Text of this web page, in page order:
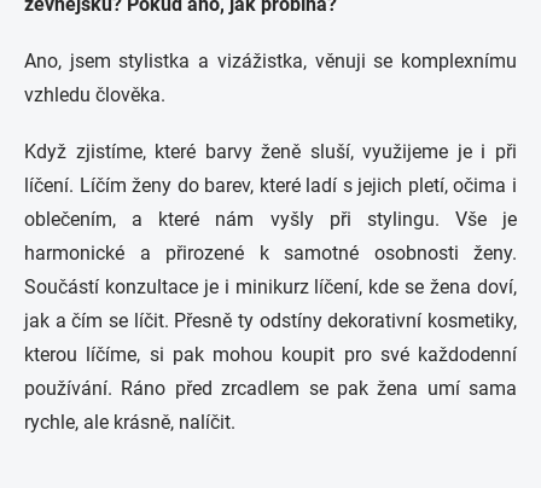
Ano, jsem stylistka a vizážistka, věnuji se komplexnímu
vzhledu člověka.
Když zjistíme, které barvy ženě sluší, využijeme je i při
líčení. Líčím ženy do barev, které ladí s jejich pletí, očima i
oblečením, a které nám vyšly při stylingu. Vše je
harmonické a přirozené k samotné osobnosti ženy.
Součástí konzultace je i minikurz líčení, kde se žena doví,
jak a čím se líčit. Přesně ty odstíny dekorativní kosmetiky,
kterou líčíme, si pak mohou koupit pro své každodenní
používání. Ráno před zrcadlem se pak žena umí sama
rychle, ale krásně, nalíčit.